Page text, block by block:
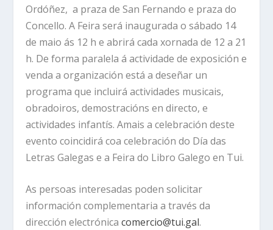
Ordóñez, a praza de San Fernando e praza do
Concello. A Feira será inaugurada o sábado 14
de maio ás 12 h e abrirá cada xornada de 12 a 21
h. De forma paralela á actividade de exposición e
venda a organización está a deseñar un
programa que incluirá actividades musicais,
obradoiros, demostracións en directo, e
actividades infantís. Amais a celebración deste
evento coincidirá coa celebración do Día das
Letras Galegas e a Feira do Libro Galego en Tui.
As persoas interesadas poden solicitar
información complementaria a través da
dirección electrónicacomercio@tui.gal.